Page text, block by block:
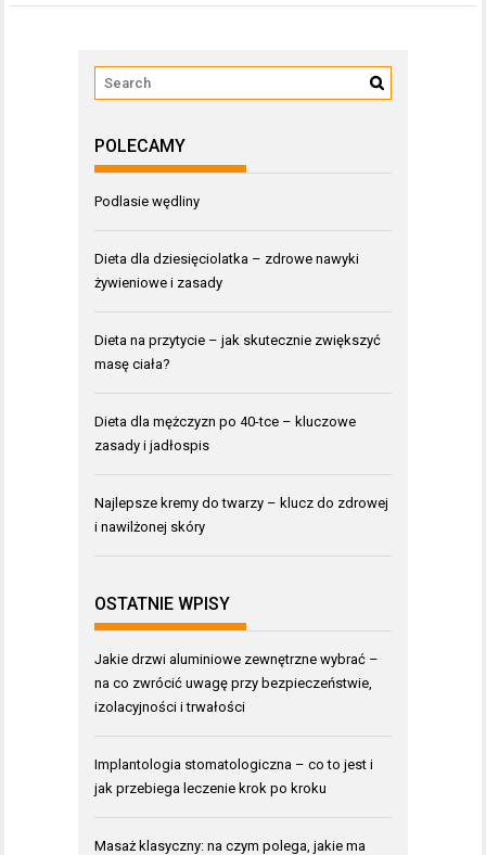
POLECAMY
Podlasie wędliny
Dieta dla dziesięciolatka – zdrowe nawyki
żywieniowe i zasady
Dieta na przytycie – jak skutecznie zwiększyć
masę ciała?
Dieta dla mężczyzn po 40-tce – kluczowe
zasady i jadłospis
Najlepsze kremy do twarzy – klucz do zdrowej
i nawilżonej skóry
OSTATNIE WPISY
Jakie drzwi aluminiowe zewnętrzne wybrać –
na co zwrócić uwagę przy bezpieczeństwie,
izolacyjności i trwałości
Implantologia stomatologiczna – co to jest i
jak przebiega leczenie krok po kroku
Masaż klasyczny: na czym polega, jakie ma